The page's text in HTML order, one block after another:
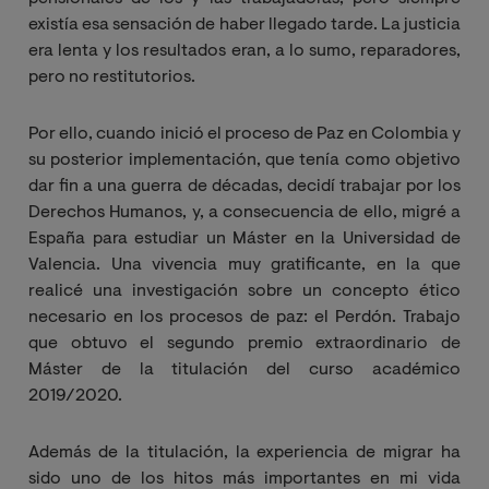
existía esa sensación de haber llegado tarde. La justicia
era lenta y los resultados eran, a lo sumo, reparadores,
pero no restitutorios.
Por ello, cuando inició el proceso de Paz en Colombia y
su posterior implementación, que tenía como objetivo
dar fin a una guerra de décadas, decidí trabajar por los
Derechos Humanos, y, a consecuencia de ello, migré a
España para estudiar un Máster en la Universidad de
Valencia. Una vivencia muy gratificante, en la que
realicé una investigación sobre un concepto ético
necesario en los procesos de paz: el Perdón. Trabajo
que obtuvo el segundo premio extraordinario de
Máster de la titulación del curso académico
2019/2020.
Además de la titulación, la experiencia de migrar ha
sido uno de los hitos más importantes en mi vida